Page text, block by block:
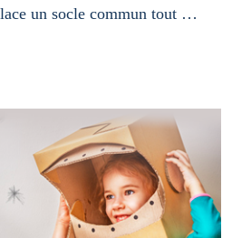
un socle commun tout …